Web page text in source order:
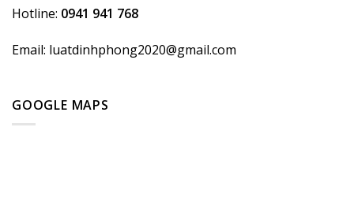
Hotline: 0941 941 768
Email: luatdinhphong2020@gmail.com
GOOGLE MAPS